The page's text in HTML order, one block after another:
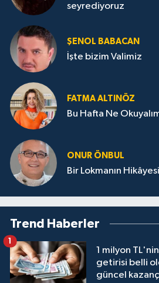
seyrediyoruz
ŞENOL BABACAN
İşte bizim Valimiz
FATMA ALTINÖZ
Bu Hafta Ne
ONUR ÖNBUL
Bir Lokmanın Hikâyesi
Trend Haberler
1 milyon
getirisi belli
güncel
1